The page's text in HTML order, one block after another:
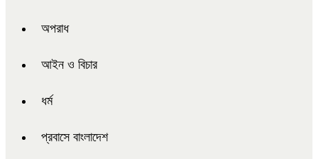
অপরাধ
আইন ও বিচার
ধর্ম
প্রবাসে বাংলাদেশ